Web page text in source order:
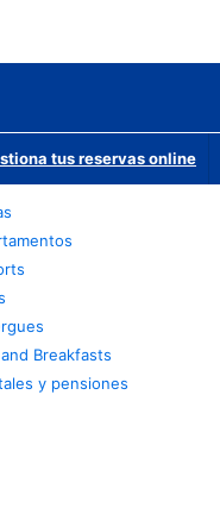
tus reservas online
Breakfasts
y pensiones